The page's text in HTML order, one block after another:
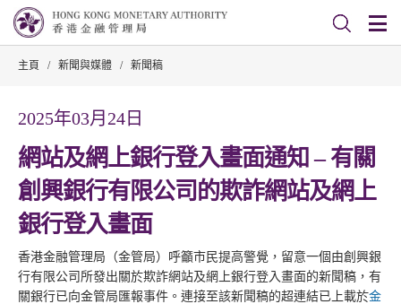
主頁 / 新聞與媒體 / 新聞稿
2025年03月24日
網站及網上銀行登入畫面通知 – 有關
創興銀行有限公司的欺詐網站及網上
銀行登入畫面
香港金融管理局（金管局）呼籲市民提高警覺，留意一個由創興銀
行有限公司所發出關於欺詐網站及網上銀行登入畫面的新聞稿，有
關銀行已向金管局匯報事件。連接至該新聞稿的超連結已上載於金